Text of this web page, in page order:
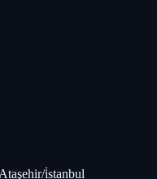
i̇stanbul